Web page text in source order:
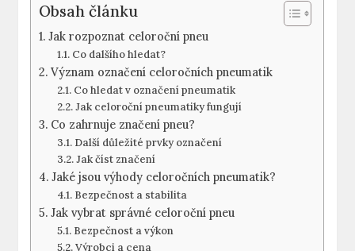
Obsah článku
Jak rozpoznat celoroční pneu
Co dalšího hledat?
Význam označení celoročních pneumatik
Co hledat v označení pneumatik
Jak celoroční pneumatiky fungují
Co zahrnuje značení pneu?
Další důležité prvky označení
Jak číst značení
Jaké jsou výhody celoročních pneumatik?
Bezpečnost a stabilita
Jak vybrat správné celoroční pneu
Bezpečnost a výkon
Výrobci a cena